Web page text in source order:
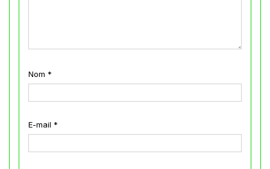
Nom *
E-mail *